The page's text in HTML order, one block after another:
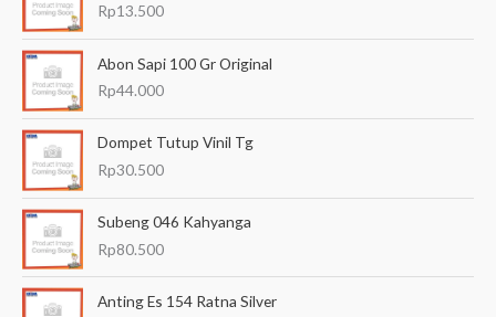
Rp13.500
Abon Sapi 100 Gr Original
Rp44.000
Dompet Tutup Vinil Tg
Rp30.500
Subeng 046 Kahyanga
Rp80.500
Anting Es 154 Ratna Silver